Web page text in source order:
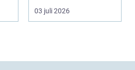
en utsatt situatio...
03 juli 2026